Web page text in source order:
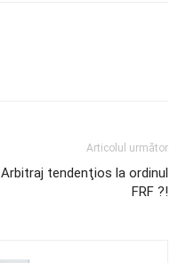
Articolul următor
Arbitraj tendenţios la ordinul
FRF ?!